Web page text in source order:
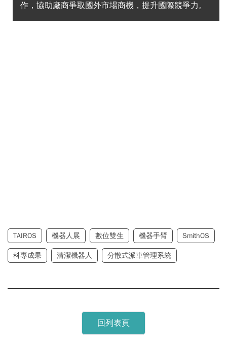
作，協助廠商爭取國外市場商機，提升國際競爭力。
TAIROS 機器人展 數位雙生 機器手臂 SmithOS
科專成果 清潔機器人 分散式派車管理系統
回列表頁